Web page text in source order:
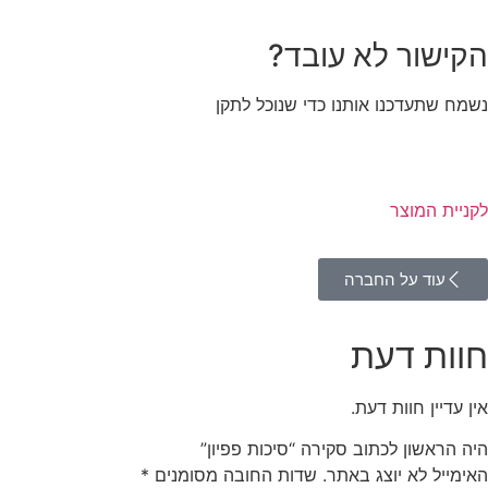
הקישור לא עובד?
נשמח שתעדכנו אותנו כדי שנוכל לתקן
לקניית המוצר
עוד על החברה
חוות דעת
אין עדיין חוות דעת.
היה הראשון לכתוב סקירה “סיכות פפיון”
האימייל לא יוצג באתר. שדות החובה מסומנים *